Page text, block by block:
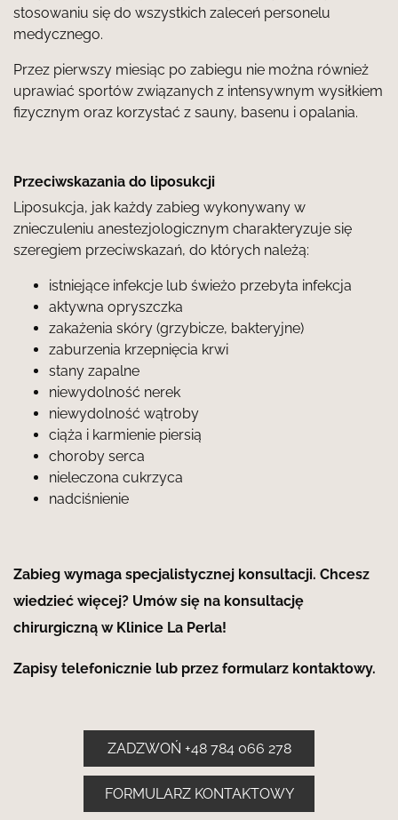
stosowaniu się do wszystkich zaleceń personelu
medycznego.
Przez pierwszy miesiąc po zabiegu nie można również
uprawiać sportów związanych z intensywnym wysiłkiem
fizycznym oraz korzystać z sauny, basenu i opalania.
Przeciwskazania do liposukcji
Liposukcja, jak każdy zabieg wykonywany w
znieczuleniu anestezjologicznym charakteryzuje się
szeregiem przeciwskazań, do których należą:
istniejące infekcje lub świeżo przebyta infekcja
aktywna opryszczka
zakażenia skóry (grzybicze, bakteryjne)
zaburzenia krzepnięcia krwi
stany zapalne
niewydolność nerek
niewydolność wątroby
ciąża i karmienie piersią
choroby serca
nieleczona cukrzyca
nadciśnienie
Zabieg wymaga specjalistycznej konsultacji. Chcesz
wiedzieć więcej? Umów się na konsultację
chirurgiczną w Klinice La Perla!
Zapisy telefonicznie lub przez formularz kontaktowy.
ZADZWOŃ +48 784 066 278
FORMULARZ KONTAKTOWY